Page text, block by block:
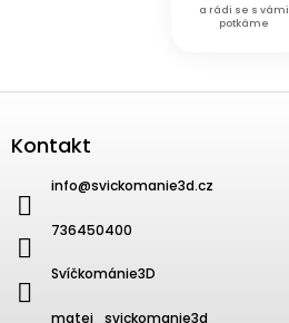
a rádi se s vámi
potkáme
Kontakt
info@svickomanie3d.cz
736450400
Svíčkománie3D
matej_svickomanie3d